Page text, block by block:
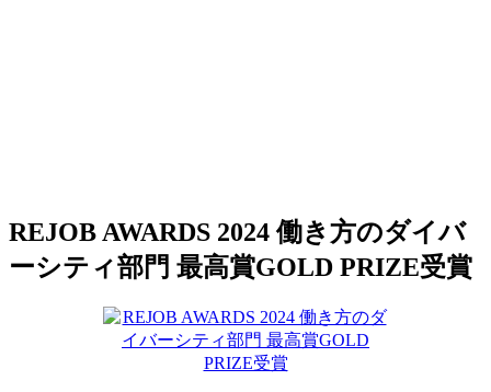
REJOB AWARDS 2024 働き方のダイバ
ーシティ部門 最高賞GOLD PRIZE受賞